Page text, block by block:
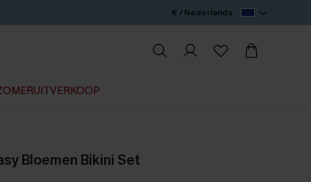
€ / Nederlands
Bloemen Bikini Set